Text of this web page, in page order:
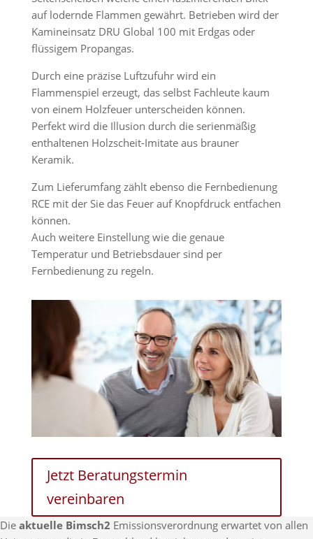
auf lodernde Flammen gewährt. Betrieben wird der
Kamineinsatz DRU Global 100 mit Erdgas oder
flüssigem Propangas.
Durch eine präzise Luftzufuhr wird ein
Flammenspiel erzeugt, das selbst Fachleute kaum
von einem Holzfeuer unterscheiden können.
Perfekt wird die Illusion durch die serienmäßig
enthaltenen Holzscheit-Imitate aus brauner
Keramik.
Zum Lieferumfang zählt ebenso die Fernbedienung
RCE mit der Sie das Feuer auf Knopfdruck entfachen
können.
Auch weitere Einstellung wie die genaue
Temperatur und Betriebsdauer sind per
Fernbedienung zu regeln.
Jetzt Beratungstermin
vereinbaren
Die aktuelle Bimsch2 Emissionsverordnung erwartet von allen